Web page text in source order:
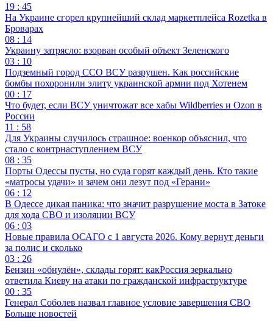
19 : 45
На Украине сгорел крупнейший склад маркетплейса Rozetka в
Броварах
08 : 14
Украину затрясло: взорван особый объект Зеленского
03 : 10
Подземный город ССО ВСУ разрушен. Как российские
бомбы похоронили элиту украинской армии под Хотенем
00 : 17
Что будет, если ВСУ уничтожат все хабы Wildberries и Ozon в
России
11 : 58
Для Украины случилось страшное: военкор объяснил, что
стало с контрнаступлением ВСУ
08 : 35
Порты Одессы пусты, но суда горят каждый день. Кто такие
«матросы удачи» и зачем они лезут под «Герани»
06 : 12
В Одессе дикая паника: что значит разрушение моста в Затоке
для хода СВО и изоляции ВСУ
06 : 03
Новые правила ОСАГО с 1 августа 2026. Кому вернут деньги
за полис и сколько
03 : 26
Бензин «обнулён», склады горят: какРоссия зеркально
ответила Киеву на атаки по гражданской инфраструктуре
00 : 35
Генерал Соболев назвал главное условие завершения СВО
Больше новостей